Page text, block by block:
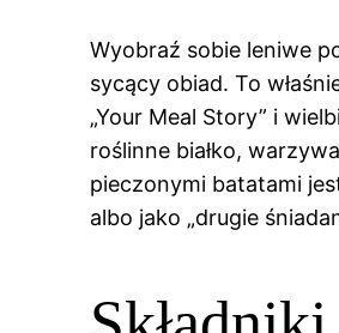
Wyobraź sobie leniwe
sycący obiad. To
„Your Meal Story” i
roślinne białko,
pieczonymi batatami
albo jako „drugie